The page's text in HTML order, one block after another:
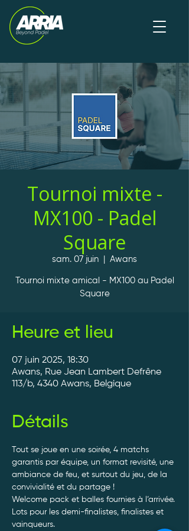
Tournoi mixte -
MX100 - Padel
Square
sam. 07 juin Awans
Tournoi mixte amical - MX100 au Padel
Square
Heure et lieu
07 juin 2025, 18:30
Awans, Rue Jean Lambert Defrêne
113/b, 4340 Awans, Belgique
Détails
Tout se joue en une soirée, 4 matchs
garantis par équipe, un format revisité, une
ambiance de feu, et surtout du jeu, de la
convivialité et du partage !
Welcome pack et balles fournies à l’arrivée.
Lots pour les demi-finalistes, finalistes et
vainqueurs.